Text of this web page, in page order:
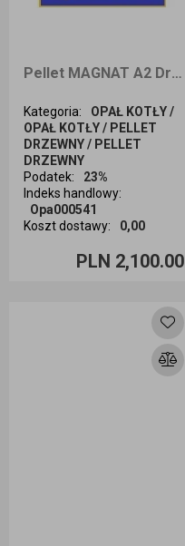
Pellet MAGNAT A2 Drzewny 6mm 1050kg dostawa Śląsk
Kategoria:
OPAŁ KOTŁY /
OPAŁ KOTŁY / PELLET
DRZEWNY / PELLET
DRZEWNY
Podatek:
23%
Indeks handlowy:
Opa000541
Koszt dostawy: 0,00
PLN 2,100.00
Ilość sztuk